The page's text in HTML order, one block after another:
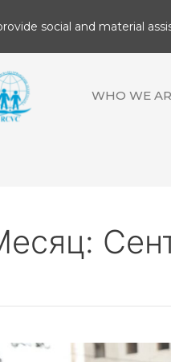
social and material
WHO WE